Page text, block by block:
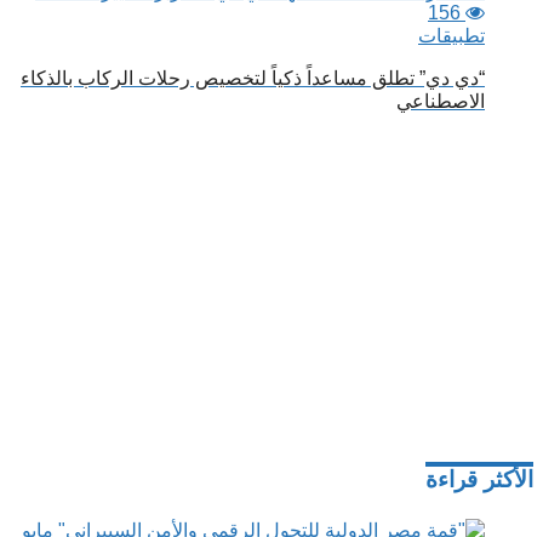
156
تطبيقات
“دي دي” تطلق مساعداً ذكياً لتخصيص رحلات الركاب بالذكاء
الاصطناعي
الأكثر قراءة